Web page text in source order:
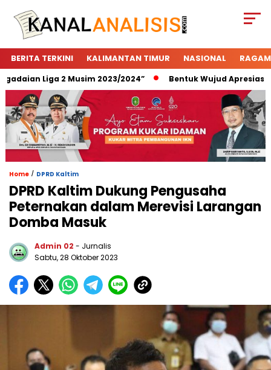
BERITA TERKINI KALIMANTAN TIMUR NASIONAL RAGAM
Liga 2 Musim 2023/2024” Bentuk Wujud Apresiasi
Home / DPRD Kaltim
DPRD Kaltim Dukung Pengusaha
Peternakan dalam Merevisi Larangan
Domba Masuk
Admin 02 - Jurnalis
Sabtu, 28 Oktober 2023